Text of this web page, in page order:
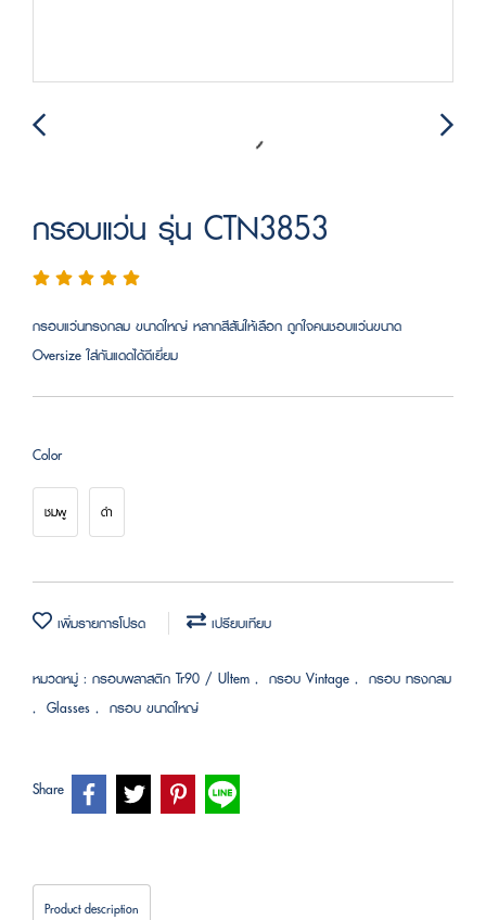
กรอบแว่น รุ่น CTN3853
กรอบแว่นทรงกลม ขนาดใหญ่ หลากสีสันให้เลือก ถูกใจคนชอบแว่นขนาด
Oversize ใส่กันแดดได้ดีเยี่ยม
Color
ชมพู ดำ
เพิ่มรายการโปรด เปรียบเทียบ
หมวดหมู่ : กรอบพลาสติก Tr90 / Ultem , กรอบ Vintage , กรอบ ทรงกลม
, Glasses , กรอบ ขนาดใหญ่
Share
Product description